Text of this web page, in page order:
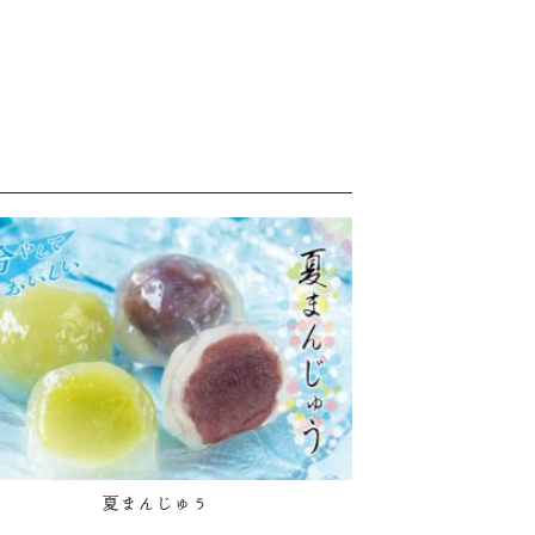
夏まんじゅう